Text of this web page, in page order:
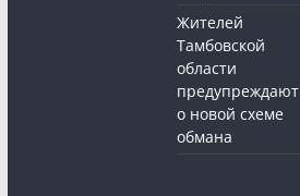
Жителей
Тамбовской
области
предупреждают
о новой схеме
обмана